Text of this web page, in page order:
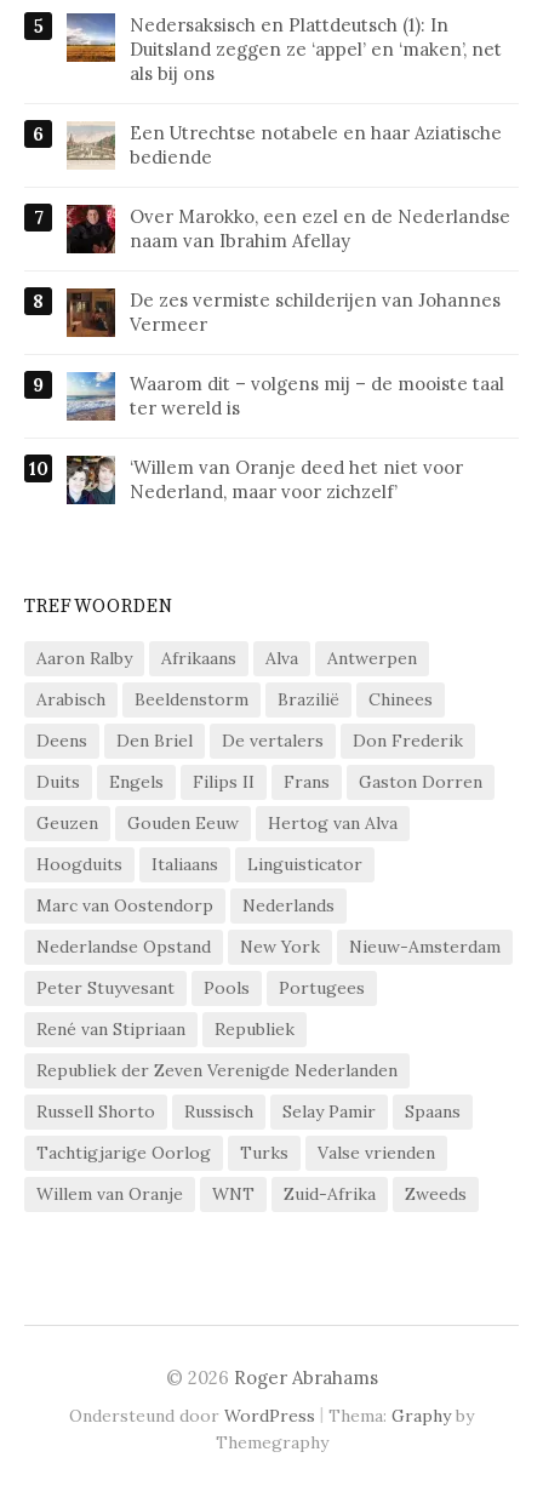
Nedersaksisch en Plattdeutsch (1): In
Duitsland zeggen ze ‘appel’ en ‘maken’, net
als bij ons
Een Utrechtse notabele en haar Aziatische
bediende
Over Marokko, een ezel en de Nederlandse
naam van Ibrahim Afellay
De zes vermiste schilderijen van Johannes
Vermeer
Waarom dit – volgens mij – de mooiste taal
ter wereld is
‘Willem van Oranje deed het niet voor
Nederland, maar voor zichzelf’
TREFWOORDEN
Aaron Ralby Afrikaans Alva
Antwerpen
Arabisch
Beeldenstorm Brazilië
Chinees
Deens
Den Briel De vertalers
Don Frederik
Duits
Engels Filips II Frans
Gaston Dorren
Geuzen
Gouden Eeuw
Hertog van Alva
Hoogduits
Italiaans
Linguisticator
Marc van Oostendorp
Nederlands
Nederlandse Opstand
New York
Nieuw-Amsterdam
Peter Stuyvesant
Pools
Portugees
René van Stipriaan
Republiek
Republiek der Zeven Verenigde Nederlanden
Russell Shorto
Russisch Selay Pamir
Spaans
Tachtigjarige Oorlog
Turks
Valse vrienden
Willem van Oranje
WNT Zuid-Afrika Zweeds
© 2026 Roger Abrahams
Ondersteund door WordPress | Thema: Graphyby
Themegraphy